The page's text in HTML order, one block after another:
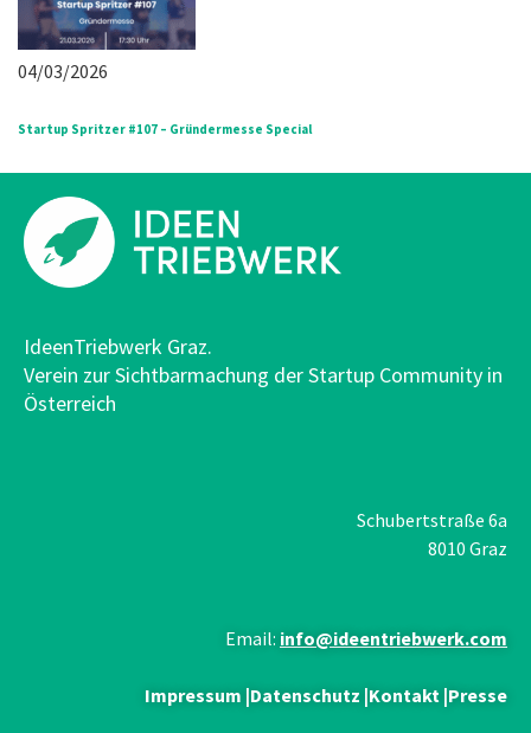
04/03/2026
Startup Spritzer #107 – Gründermesse Special
IdeenTriebwerk Graz.
Verein zur Sichtbarmachung der Startup Community in
Österreich
Schubertstraße 6a
8010 Graz
Email: info@ideentriebwerk.com
Impressum |Datenschutz |Kontakt |Presse